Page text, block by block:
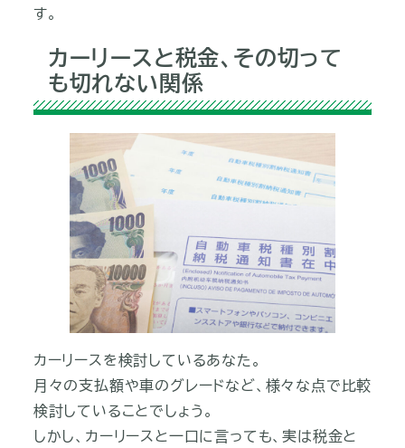
す。
カーリースと税金、その切って
も切れない関係
カーリースを検討しているあなた。
月々の支払額や車のグレードなど、様々な点で比較
検討していることでしょう。
しかし、カーリースと一口に言っても、実は税金と